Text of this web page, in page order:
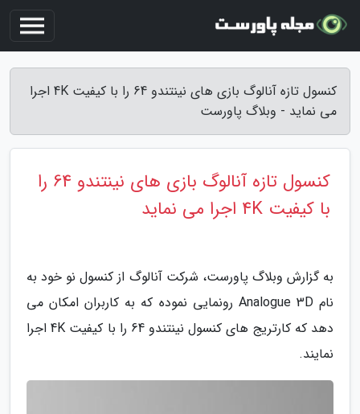
کنسول تازه آنالوگ بازی های نینتندو 64 را با کیفیت 4K اجرا
می نماید - وبلاگ پاورست
کنسول تازه آنالوگ بازی های نینتندو 64 را
با کیفیت 4K اجرا می نماید
به گزارش وبلاگ پاورست، شرکت آنالوگ از کنسول نو خود به
نام Analogue 3D رونمایی نموده که به کاربران امکان می
دهد که کارتریج های کنسول نینتندو 64 را با کیفیت 4K اجرا
نمایند.